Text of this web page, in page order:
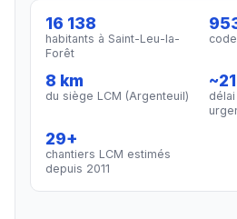
16 138
habitants à Saint-Leu-la-
Forêt
8 km
du siège LCM (Argenteuil)
29+
chantiers LCM estimés
depuis 2011